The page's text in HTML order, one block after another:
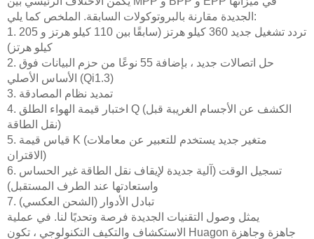
الجديدة مقارنة بالبروتوكولات السابقة. الملخص كما يلي:
1. تردد تشغيل جديد 360 كيلو هرتز (سابقًا بين 110 كيلو هرتز و 205
كيلو هرتز)
2. حل اتصالات جديد ، بإضافة 55 نوعًا من حزم البيانات فوق
الأساس الأصلي (Qi1.3)
3. تمديد نظام المصادقة
4. اختبار قيمة الهواء الطلق Q (الكشف عن الأجسام الغريبة قبل
نقل الطاقة)
5. قياس قيمة K (متغير جديد يستخدم للتعبير عن معاملات
الاقتران)
6. تسجيل الوقت (آلية جديدة لإيقاف نقل الطاقة غير الحساس
واستعادتها عند الطرف المستقبل)
7. تبادل الأدوار (الشحن العكسي)
يمثل وصول التقنيات الجديدة فرصة وتحديًا لنا. في عملية
الاستكشاف والتكيف التكنولوجي ، تكون Huagon جاهزة وجاهزة